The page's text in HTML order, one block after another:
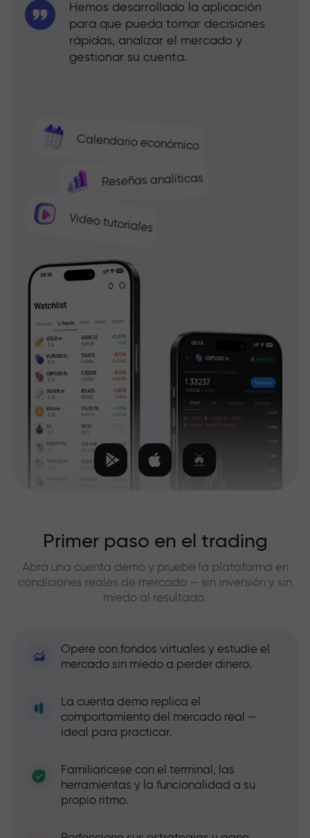
Calendario económico
Reseñas analíticas
Video tutoriales
Hemos desarrollado la aplicación
para que pueda tomar decisiones
rápidas, analizar el mercado y
gestionar su cuenta.
Primer paso en el trading
Abra una cuenta demo y pruebe la plataforma en
condiciones reales de mercado — sin inversión y sin
miedo al resultado.
Opere con fondos virtuales y estudie el
mercado sin miedo a perder dinero.
La cuenta demo replica el
comportamiento del mercado real —
ideal para practicar.
Familiarícese con el terminal, las
herramientas y la funcionalidad a su
propio ritmo.